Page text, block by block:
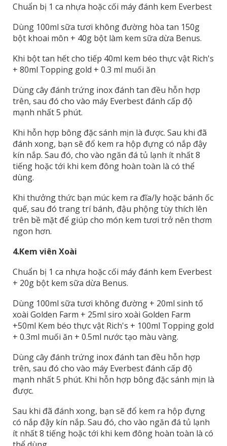
Chuẩn bị 1 ca nhựa hoặc cối máy đánh kem Everbest
Dùng 100ml sữa tươi không đường hòa tan 150g
bột khoai môn + 40g bột làm kem sữa dừa Benus.
Khi bột tan hết cho tiếp 40ml kem béo thực vật Rich's
+ 80ml Topping gold + 0.3 ml muối ăn
Dùng cây đánh trứng inox đánh tan đều hỗn hợp
trên, sau đó cho vào máy Everbest đánh cấp độ
mạnh nhất 5 phút.
Khi hỗn hợp bông đặc sánh mịn là được. Sau khi đã
đánh xong, bạn sẽ đổ kem ra hộp đựng có nắp đậy
kín nắp. Sau đó, cho vào ngăn đá tủ lạnh ít nhất 8
tiếng hoặc tới khi kem đông hoàn toàn là có thể
dùng.
Khi thưởng thức bạn múc kem ra đĩa/ly hoặc bánh ốc
quế, sau đó trang trí bánh, đậu phộng tùy thích lên
trên bề mặt để giúp cho món kem tươi trở nên thơm
ngon hơn.
4.Kem viên Xoài
Chuẩn bị 1 ca nhựa hoặc cối máy đánh kem Everbest
+ 20g bột kem sữa dừa Benus.
Dùng 100ml sữa tươi không đường + 20ml sinh tố
xoài Golden Farm + 25ml siro xoài Golden Farm
+50ml Kem béo thực vật Rich's + 100ml Topping gold
+ 0.3ml muối ăn + 0.5ml nước tạo màu vàng.
Dùng cây đánh trứng inox đánh tan đều hỗn hợp
trên, sau đó cho vào máy Everbest đánh cấp độ
mạnh nhất 5 phút. Khi hỗn hợp bông đặc sánh mịn là
được.
Sau khi đã đánh xong, bạn sẽ đổ kem ra hộp đựng
có nắp đậy kín nắp. Sau đó, cho vào ngăn đá tủ lạnh
ít nhất 8 tiếng hoặc tới khi kem đông hoàn toàn là có